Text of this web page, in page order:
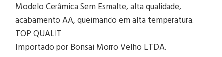
Modelo Cerâmica Sem Esmalte, alta qualidade,
acabamento AA, queimando em alta temperatura.
TOP QUALIT
Importado por Bonsai Morro Velho LTDA.